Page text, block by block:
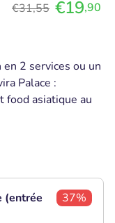
€31,55 €19,90
2 services ou un
Palace :
food asiatique au
(entrée
37%